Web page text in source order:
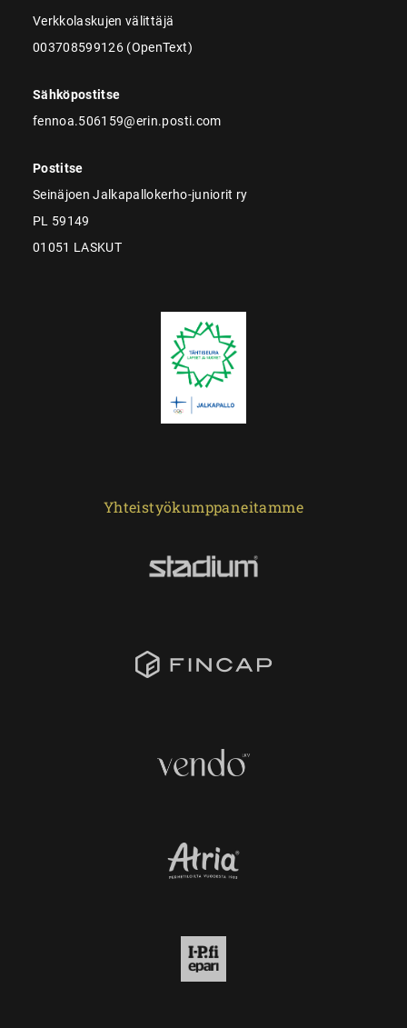
Verkkolaskujen välittäjä
003708599126 (OpenText)
Sähköpostitse
fennoa.506159@erin.posti.com
Postitse
Seinäjoen Jalkapallokerho-juniorit ry
PL 59149
01051 LASKUT
Yhteistyökumppaneitamme